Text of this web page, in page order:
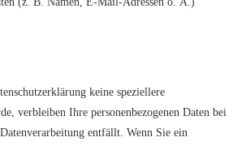
keine speziellere
verbleiben Ihre personenbezogenen Daten bei
entfällt. Wenn Sie ein